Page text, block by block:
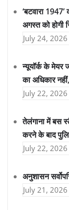
‘बटवारा
अगस्त को होगी
July 24, 2026
न्यूयॉर्क के मेयर
का अधिकार
July 22, 2026
तेलंगाना में बस
करने के बाद
July 22, 2026
अनुशासन
July 21, 2026